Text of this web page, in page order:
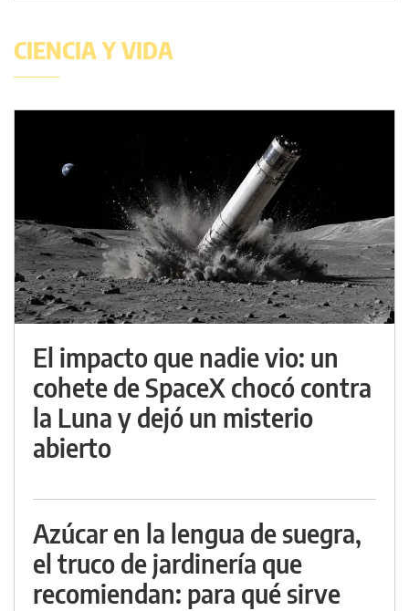
CIENCIA Y VIDA
El impacto que nadie vio: un
cohete de SpaceX chocó contra
la Luna y dejó un misterio
abierto
Azúcar en la lengua de suegra,
el truco de jardinería que
recomiendan: para qué sirve